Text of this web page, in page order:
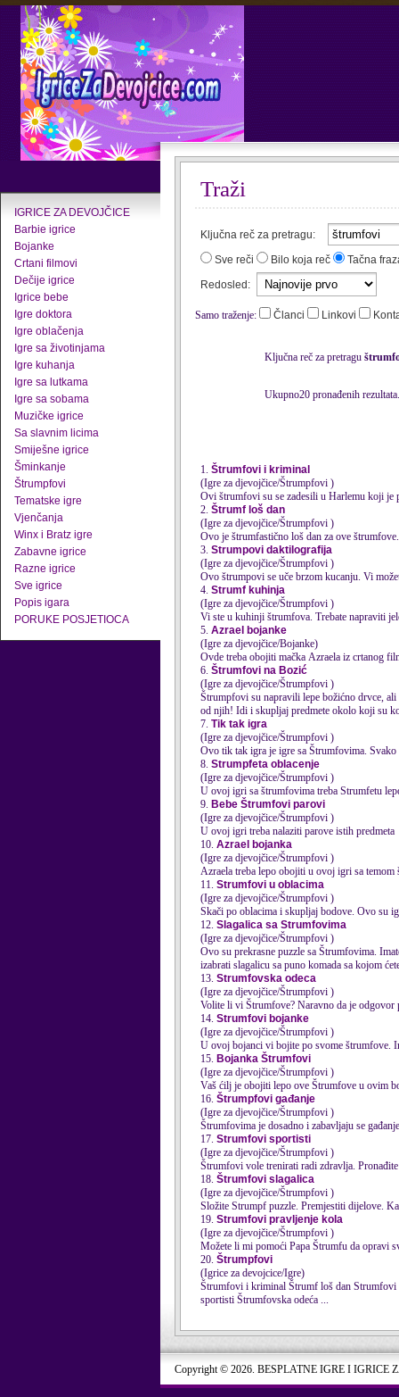
IGRICE ZA DEVOJČICE
Barbie igrice
Bojanke
Crtani filmovi
Dečije igrice
Igrice bebe
Igre doktora
Igre oblačenja
Igre sa životinjama
Igre kuhanja
Igre sa lutkama
Igre sa sobama
Muzičke igrice
Sa slavnim licima
Smiješne igrice
Šminkanje
Štrumpfovi
Tematske igre
Vjenčanja
Winx i Bratz igre
Zabavne igrice
Razne igrice
Sve igrice
Popis igara
PORUKE POSJETIOCA
Traži
Ključna reč za pretragu:
Sve reči
Bilo koja reč
Tačna
Redosled:
Samo traženje: Članci Linkovi
Ključna reč za pretragu
Ukupno20 pronađenih rezultata.
1. Štrumfovi i kriminal
(Igre za djevojčice/Štrumpfovi )
Ovi štrumfovi su se zadesili u Harlemu koji
2. Štrumf loš dan
(Igre za djevojčice/Štrumpfovi )
Ovo je štrumfastično loš dan za ove štrumfove.
3. Strumpovi daktilografija
(Igre za djevojčice/Štrumpfovi )
Ovo štrumpovi se uče brzom kucanju. Vi
4. Strumf kuhinja
(Igre za djevojčice/Štrumpfovi )
Vi ste u kuhinji štrumfova. Trebate napraviti
5. Azrael bojanke
(Igre za djevojčice/Bojanke)
Ovde treba obojiti mačka Azraela iz crtanog
6. Štrumfovi na Bozić
(Igre za djevojčice/Štrumpfovi )
Štrumpfovi su napravili lepe božićno drvce,
od njih! Idi i skupljaj predmete okolo koji su
7. Tik tak igra
(Igre za djevojčice/Štrumpfovi )
Ovo tik tak igra je igre sa Štrumfovima.
8. Strumpfeta oblacenje
(Igre za djevojčice/Štrumpfovi )
U ovoj igri sa štrumfovima treba Strumfetu
9. Bebe Štrumfovi parovi
(Igre za djevojčice/Štrumpfovi )
U ovoj igri treba nalaziti parove istih predmeta
10. Azrael bojanka
(Igre za djevojčice/Štrumpfovi )
Azraela treba lepo obojiti u ovoj igri sa temom
11. Strumfovi u oblacima
(Igre za djevojčice/Štrumpfovi )
Skači po oblacima i skupljaj bodove. Ovo su
12. Slagalica sa Strumfovima
(Igre za djevojčice/Štrumpfovi )
Ovo su prekrasne puzzle sa Štrumfovima.
izabrati slagalicu sa puno komada sa kojom
13. Strumfovska odeca
(Igre za djevojčice/Štrumpfovi )
Volite li vi Štrumfove? Naravno da je odgovor
14. Strumfovi bojanke
(Igre za djevojčice/Štrumpfovi )
U ovoj bojanci vi bojite po svome štrumfove.
15. Bojanka Štrumfovi
(Igre za djevojčice/Štrumpfovi )
Vaš ćilj je obojiti lepo ove Štrumfove u ovim
16. Štrumpfovi gađanje
(Igre za djevojčice/Štrumpfovi )
Štrumfovi
17. Strumfovi sportisti
(Igre za djevojčice/Štrumpfovi )
Štrumfovi
18. Štrumfovi slagalica
(Igre za djevojčice/Štrumpfovi )
Složite Strumpf puzzle. Premjestiti dijelove.
19. Strumfovi pravljenje kola
(Igre za djevojčice/Štrumpfovi )
Možete li mi pomoći Papa Štrumfu da opravi
20. Štrumpfovi
(Igrice za devojcice/Igre)
Štrumfovi
sportisti Štrumfovska odeća ...
Copyright © 2026. BESPLATNE IGRE I IGRICE